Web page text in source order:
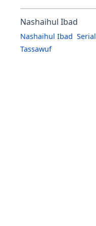
Nashaihul Ibad
Nashaihul Ibad Serial
Tassawuf